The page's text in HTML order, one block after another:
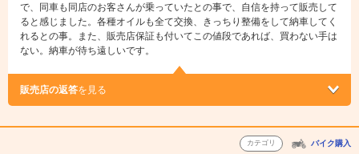
で、同車も同店のお客さんが乗っていたとの事で、自信を持って販売して
ると感じました。各種オイルも全て交換、きっちり整備をして納車してく
れるとの事。また、販売店保証も付いてこの値段であれば、買わない手は
ない。納車が待ち遠しいです。
販売店の返答を見る
カテゴリ バイク購入